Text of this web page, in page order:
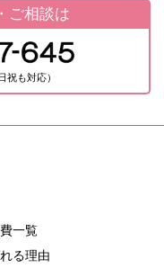
ご相談は
も対応）
一覧
る理由